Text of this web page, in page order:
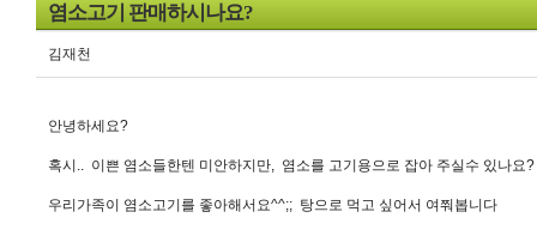
염소고기 판매하시나요?
김재천
안녕하세요?
혹시.. 이쁜 염소들한텐 미안하지만, 염소를 고기용으로 잡아 주실수 있나요?
우리가족이 염소고기를 좋아해서요^^;; 탕으로 먹고 싶어서 여쭤봅니다